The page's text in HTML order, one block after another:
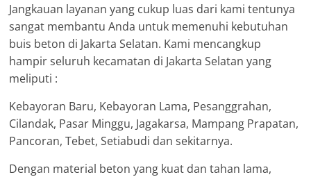
Jangkauan layanan yang cukup luas dari kami tentunya
sangat membantu Anda untuk memenuhi kebutuhan
buis beton di Jakarta Selatan. Kami mencangkup
hampir seluruh kecamatan di Jakarta Selatan yang
meliputi :
Kebayoran Baru, Kebayoran Lama, Pesanggrahan,
Cilandak, Pasar Minggu, Jagakarsa, Mampang Prapatan,
Pancoran, Tebet, Setiabudi dan sekitarnya.
Dengan material beton yang kuat dan tahan lama,